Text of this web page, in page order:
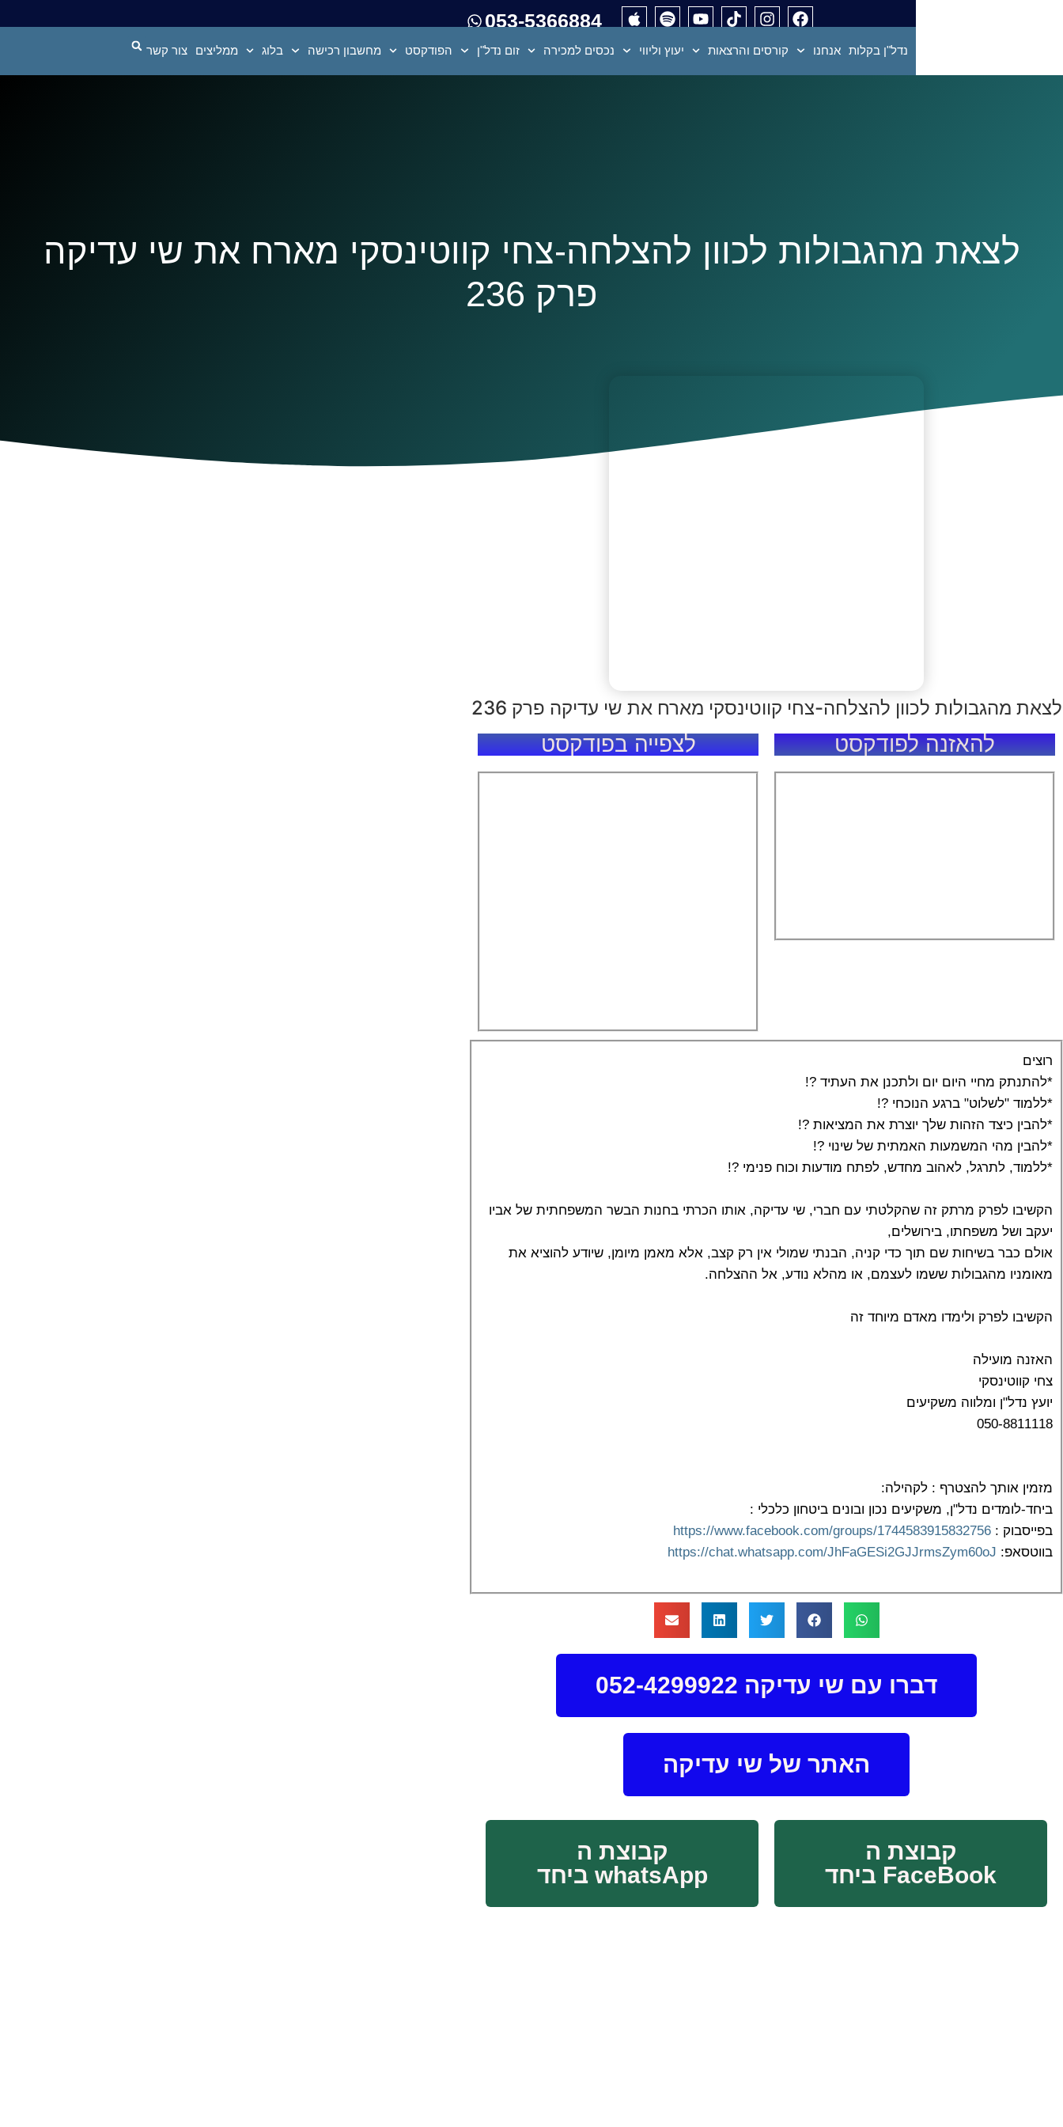
053-5366884
נדל"ן בקלות אנחנו קורסים והרצאות יעוץ וליווי נכסים למכירה זום נדל"ן הפודקסט מחשבון רכישה בלוג ממליצים צור קשר
לצאת מהגבולות לכוון להצלחה-צחי קווטינסקי מארח את שי עדיקה
פרק 236
לצאת מהגבולות לכוון להצלחה-צחי קווטינסקי מארח את שי עדיקה פרק 236
להאזנה לפודקסט לצפייה בפודקסט
רוצים
*להתנתק מחיי היום יום ולתכנן את העתיד ?!
*ללמוד "לשלוט" ברגע הנוכחי ?!
*להבין כיצד הזהות שלך יוצרת את המציאות ?!
*להבין מהי המשמעות האמתית של שינוי ?!
*ללמוד, לתרגל, לאהוב מחדש, לפתח מודעות וכוח פנימי ?!
הקשיבו לפרק מרתק זה שהקלטתי עם חברי, שי עדיקה, אותו הכרתי בחנות הבשר המשפחתית של אביו
יעקב ושל משפחתו, בירושלים,
אולם כבר בשיחות שם תוך כדי קניה, הבנתי שמולי אין רק קצב, אלא מאמן מיומן, שיודע להוציא את
מאומניו מהגבולות ששמו לעצמם, או מהלא נודע, אל ההצלחה.
הקשיבו לפרק ולימדו מאדם מיוחד זה
האזנה מועילה
צחי קווטינסקי
יועץ נדל"ן ומלווה משקיעים
050-8811118
מזמין אותך להצטרף : לקהילה:
ביחד-לומדים נדל"ן, משקיעים נכון ובונים ביטחון כלכלי :
בפייסבוק : https://www.facebook.com/groups/1744583915832756
בווטסאפ: https://chat.whatsapp.com/JhFaGESi2GJJrmsZym60oJ
דברו עם שי עדיקה 052-4299922
האתר של שי עדיקה
קבוצת ה
FaceBook ביחד
קבוצת ה
whatsApp ביחד